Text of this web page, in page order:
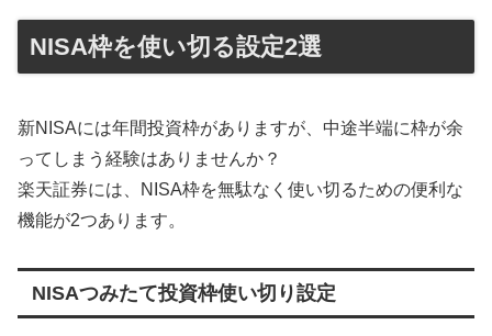
NISA枠を使い切る設定2選
新NISAには年間投資枠がありますが、中途半端に枠が余
ってしまう経験はありませんか？
楽天証券には、NISA枠を無駄なく使い切るための便利な
機能が2つあります。
NISAつみたて投資枠使い切り設定